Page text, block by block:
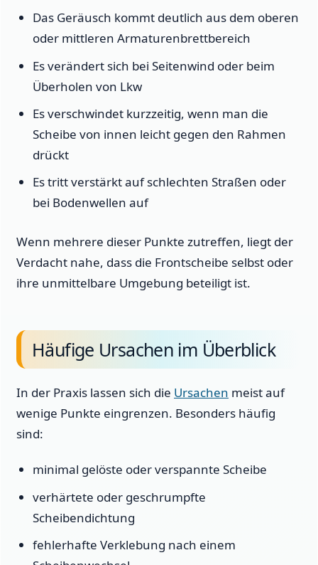
Das Geräusch kommt deutlich aus dem oberen
oder mittleren Armaturenbrettbereich
Es verändert sich bei Seitenwind oder beim
Überholen von Lkw
Es verschwindet kurzzeitig, wenn man die
Scheibe von innen leicht gegen den Rahmen
drückt
Es tritt verstärkt auf schlechten Straßen oder
bei Bodenwellen auf
Wenn mehrere dieser Punkte zutreffen, liegt der
Verdacht nahe, dass die Frontscheibe selbst oder
ihre unmittelbare Umgebung beteiligt ist.
Häufige Ursachen im Überblick
In der Praxis lassen sich die Ursachen meist auf
wenige Punkte eingrenzen. Besonders häufig
sind:
minimal gelöste oder verspannte Scheibe
verhärtete oder geschrumpfte
Scheibendichtung
fehlerhafte Verklebung nach einem